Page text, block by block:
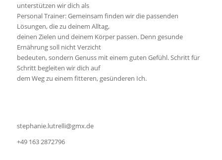
unterstützen wir dich als
Personal Trainer: Gemeinsam finden wir die passenden
Lösungen, die zu deinem Alltag,
deinen Zielen und deinem Körper passen. Denn gesunde
Ernährung soll nicht Verzicht
bedeuten, sondern Genuss mit einem guten Gefühl. Schritt für
Schritt begleiten wir dich auf
dem Weg zu einem fitteren, gesünderen Ich.
stephanie.lutrelli@gmx.de
+49 163 2872796